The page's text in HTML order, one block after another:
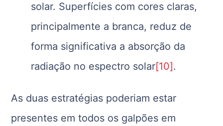
solar. Superfícies com cores claras,
principalmente a branca, reduz de
forma significativa a absorção da
radiação no espectro solar[10].
As duas estratégias poderiam estar
presentes em todos os galpões em